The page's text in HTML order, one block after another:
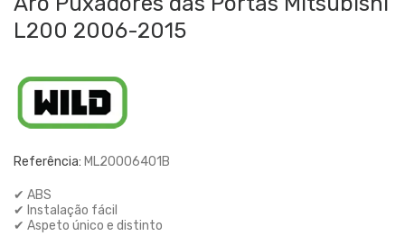
L200 2006-2015
Referência: ML20006401B
✔ ABS
✔ Instalação fácil
✔ Aspeto único e distinto